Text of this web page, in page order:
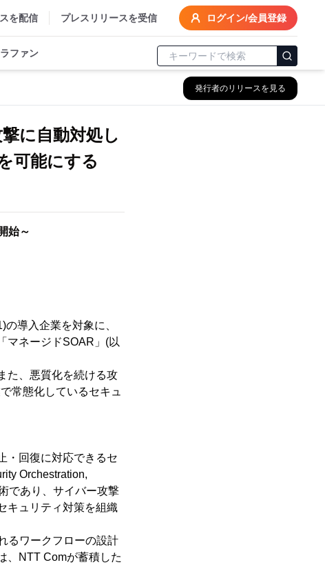
を配信 プレスリリースを受信 ログイン/会員登録
ファン
発行者のリリースを見る
に自動対処し
可能にする
始～
導入企業を対象に、
マネージドSOAR」(以
た、悪質化を続ける攻
常態化しているセキュ
・回復に対応できるセ
Orchestration,
であり、サイバー攻撃
キュリティ対策を組織
るワークフローの設計
、NTT Comが蓄積した